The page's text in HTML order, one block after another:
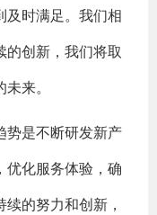
及时满足。我们相
的创新，我们将取
来。
势是不断研发新产
优化服务体验，确
的努力和创新，